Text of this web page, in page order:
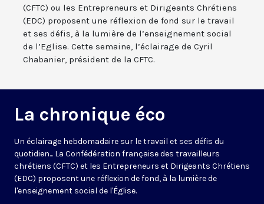
(CFTC) ou les Entrepreneurs et Dirigeants Chrétiens
(EDC) proposent une réflexion de fond sur le travail
et ses défis, à la lumière de l’enseignement social
de l’Eglise. Cette semaine, l’éclairage de Cyril
Chabanier, président de la CFTC.
La chronique éco
Un éclairage hebdomadaire sur le travail et ses défis du
quotidien... La Confédération française des travailleurs
chrétiens (CFTC) et les Entrepreneurs et Dirigeants Chrétiens
(EDC) proposent une réflexion de fond, à la lumière de
l'enseignement social de l'Église.